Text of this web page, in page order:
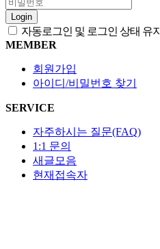
Login
자동로그인 및 로그인 상태 유지
MEMBER
회원가입
아이디/비밀번호 찾기
SERVICE
자주하시는 질문(FAQ)
1:1 문의
새글모음
현재접속자